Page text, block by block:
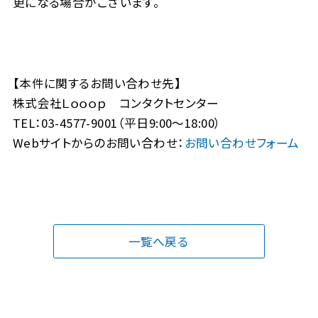
【本件に関するお問い合わせ先】
株式会社Ｌｏｏｏｐ コンタクトセンター
TEL：03-4577-9001（平日9:00～18:00）
Webサイトからのお問い合わせ： お問い合わせフォーム
一覧へ戻る